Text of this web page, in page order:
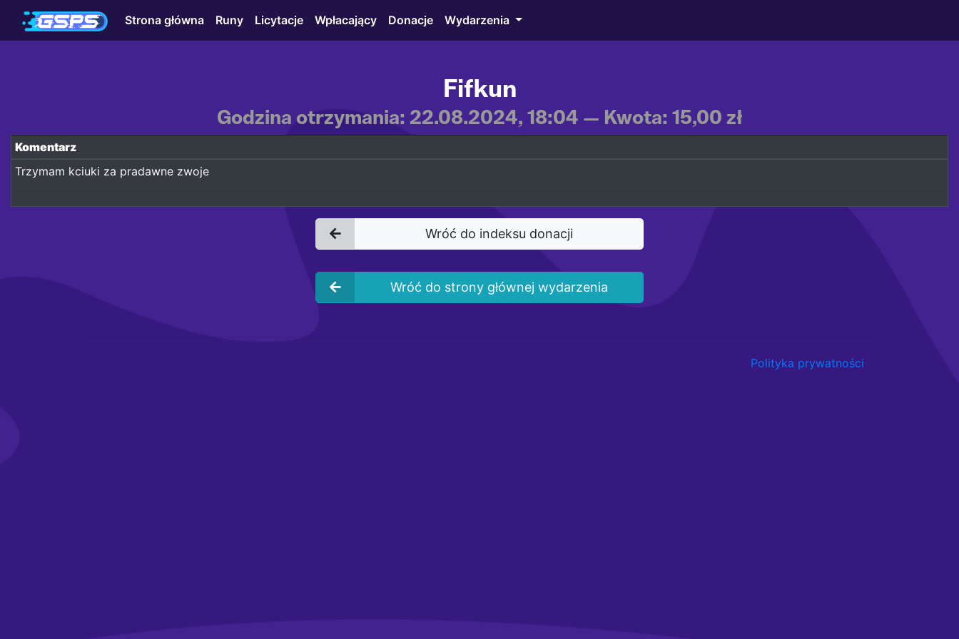
Strona główna Runy Licytacje Wpłacający Donacje Wydarzenia
Fifkun
Godzina otrzymania: 22.08.2024, 18:04 — Kwota: 15,00 zł
Komentarz
Trzymam kciuki za pradawne zwoje
Wróć do indeksu donacji
Wróć do strony głównej wydarzenia
Polityka prywatności